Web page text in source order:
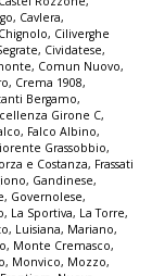
, Cavlera,
Chignolo, Ciliverghe
, Cividatese,
, Comun Nuovo,
, Crema 1908,
Bergamo,
Girone C,
, Falco Albino,
Grassobbio,
e Costanza, Frassati
, Gandinese,
, Governolese,
, La Sportiva, La Torre,
, Luisiana, Mariano,
, Monte Cremasco,
, Monvico, Mozzo,